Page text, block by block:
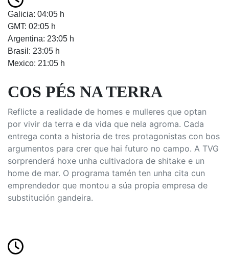
Galicia: 04:05 h
GMT: 02:05 h
Argentina: 23:05 h
Brasil: 23:05 h
Mexico: 21:05 h
COS PÉS NA TERRA
Reflicte a realidade de homes e mulleres que optan
por vivir da terra e da vida que nela agroma. Cada
entrega conta a historia de tres protagonistas con bos
argumentos para crer que hai futuro no campo. A TVG
sorprenderá hoxe unha cultivadora de shitake e un
home de mar. O programa tamén ten unha cita cun
emprendedor que montou a súa propia empresa de
substitución gandeira.